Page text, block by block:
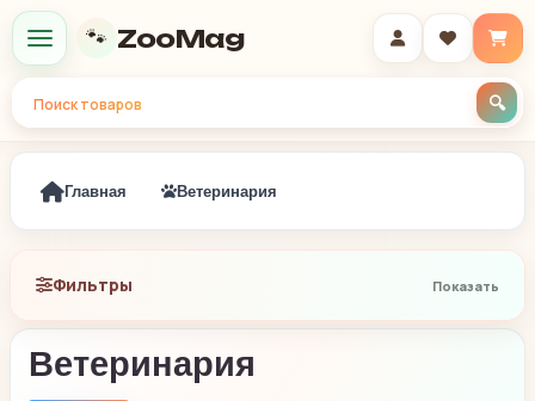
Меню
🐾 ZooMag
Главная Ветеринария
Ветеринария
Фильтры